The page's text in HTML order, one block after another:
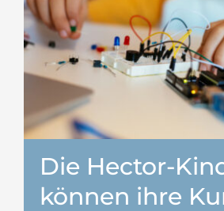
Die Hector-
können ihre